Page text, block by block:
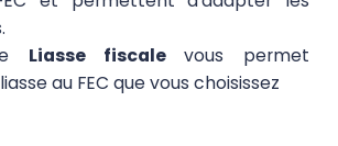
Liasse fiscalevous permet
au FEC que vous choisissez